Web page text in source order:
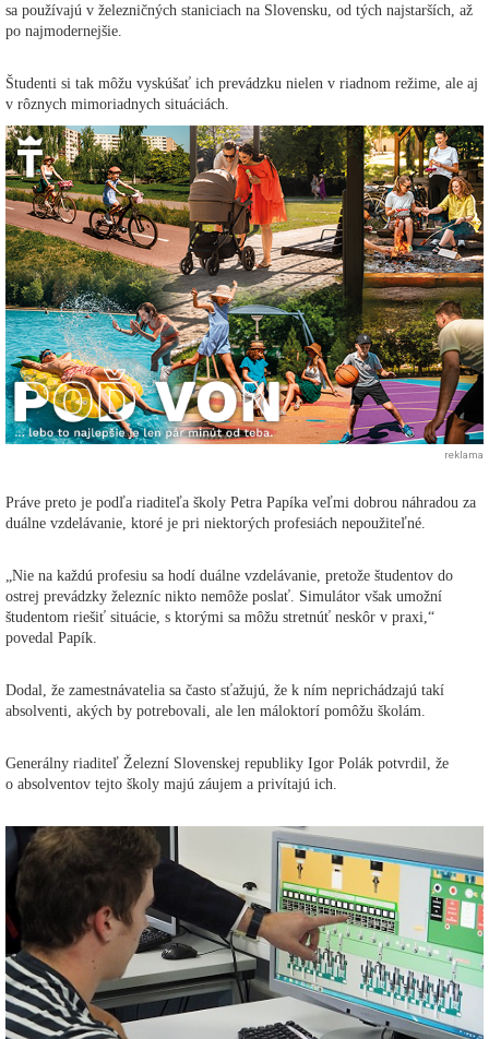
sa používajú v železničných staniciach na Slovensku, od tých najstarších, až
po najmodernejšie.
Študenti si tak môžu vyskúšať ich prevádzku nielen v riadnom režime, ale aj
v rôznych mimoriadnych situáciách.
reklama
Práve preto je podľa riaditeľa školy Petra Papíka veľmi dobrou náhradou za
duálne vzdelávanie, ktoré je pri niektorých profesiách nepoužiteľné.
„Nie na každú profesiu sa hodí duálne vzdelávanie, pretože študentov do
ostrej prevádzky železníc nikto nemôže poslať. Simulátor však umožní
študentom riešiť situácie, s ktorými sa môžu stretnúť neskôr v praxi,“
povedal Papík.
Dodal, že zamestnávatelia sa často sťažujú, že k ním neprichádzajú takí
absolventi, akých by potrebovali, ale len máloktorí pomôžu školám.
Generálny riaditeľ Železní Slovenskej republiky Igor Polák potvrdil, že
o absolventov tejto školy majú záujem a privítajú ich.